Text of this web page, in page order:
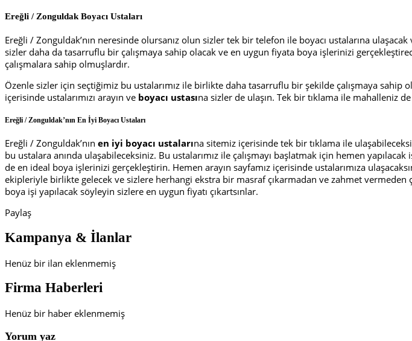
Ereğli / Zonguldak Boyacı Ustaları
Ereğli / Zonguldak’nın neresinde olursanız olun sizler tek bir telefon ile boyacı ustalarına
sizler daha da tasarruflu bir çalışmaya sahip olacak ve en uygun fiyata boya işlerinizi
çalışmalara sahip olmuşlardır.
Özenle sizler için seçtiğimiz bu ustalarımız ile birlikte daha tasarruflu bir şekilde çalışmaya
içerisinde ustalarımızı arayın ve boyacı ustasına sizler de ulaşın. Tek bir tıklama ile mahalleniz de
Ereğli / Zonguldak’nın En İyi Boyacı Ustaları
Ereğli / Zonguldak’nın en iyi boyacı ustalarına sitemiz içerisinde tek bir tıklama ile
bu ustalara anında ulaşabileceksiniz. Bu ustalarımız ile çalışmayı başlatmak için hemen
de en ideal boya işlerinizi gerçekleştirin. Hemen arayın sayfamız içerisinde ustalarımıza
ekipleriyle birlikte gelecek ve sizlere herhangi ekstra bir masraf çıkarmadan ve zahmet vermeden
boya işi yapılacak söyleyin sizlere en uygun fiyatı çıkartsınlar.
Paylaş
Kampanya & İlanlar
Henüz bir ilan eklenmemiş
Firma Haberleri
Henüz bir haber eklenmemiş
Yorum yaz